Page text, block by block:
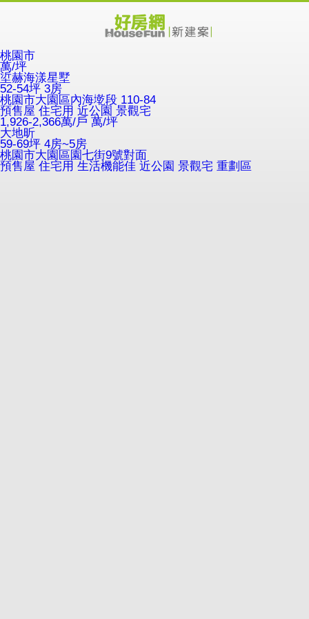
桃園市
萬/坪
垽赫海漾星墅
52-54坪 3房
桃園市大園區內海墘段 110-84
預售屋 住宅用 近公園 景觀宅
1,926-2,366萬/戶 萬/坪
大地昕
59-69坪 4房~5房
桃園市大園區園七街9號對面
預售屋 住宅用 生活機能佳 近公園 景觀宅 重劃區